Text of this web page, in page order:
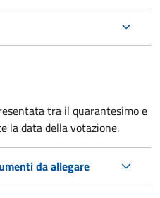
tra il quarantesimo e
la data della votazione.
da allegare